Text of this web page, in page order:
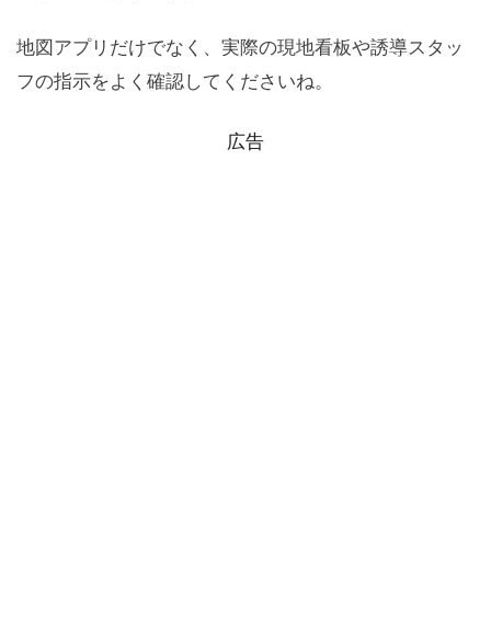
地図アプリだけでなく、実際の現地看板や誘導スタッ
フの指示をよく確認してくださいね。
広告